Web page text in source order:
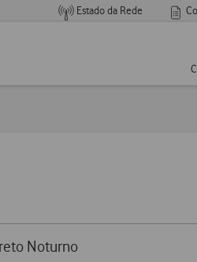
Estado da Rede
Noturno